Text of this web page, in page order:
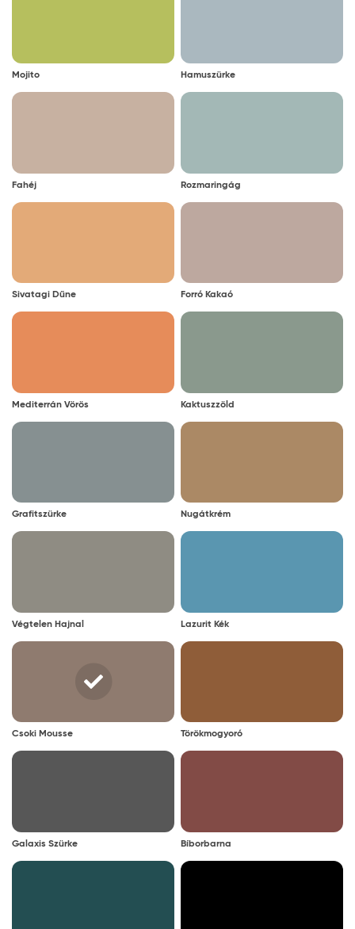
Mojito Hamuszürke
Fahéj Rozmaringág
Sivatagi Dűne Forró Kakaó
Mediterrán Vörös Kaktuszzöld
Grafitszürke Nugátkrém
Végtelen Hajnal Lazurit Kék
Csoki Mousse Törökmogyoró
Galaxis Szürke Bíborbarna